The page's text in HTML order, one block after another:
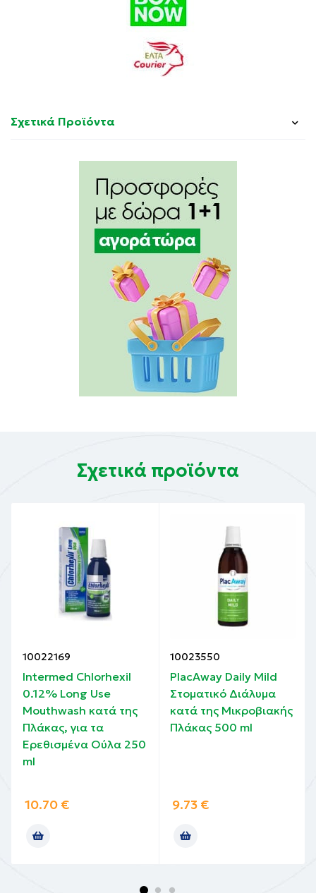
Σχετικά Προϊόντα
Σχετικά προϊόντα
10022169
Intermed Chlorhexil
0.12% Long Use
Mouthwash κατά της
Πλάκας, για τα
Ερεθισμένα Ούλα 250
ml
10.70 €
10023550
PlacAway Daily Mild
Στοματικό Διάλυμα
κατά της Μικροβιακής
Πλάκας 500 ml
9.73 €